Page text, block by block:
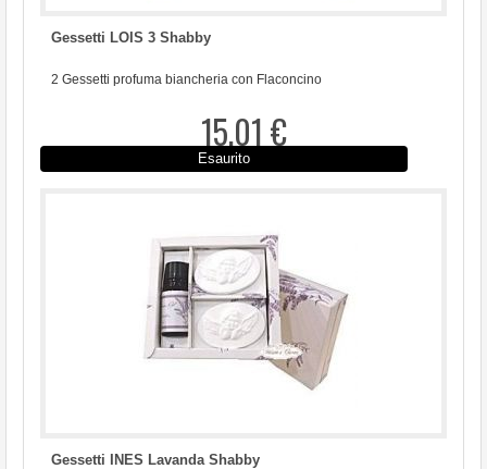
Gessetti LOIS 3 Shabby
2 Gessetti profuma biancheria con Flaconcino
15,01 €
Esaurito
Gessetti INES Lavanda Shabby